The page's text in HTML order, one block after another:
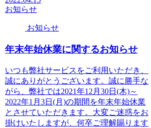
お知らせ
お知らせ
年末年始休業に関するお知らせ
いつも弊社サービスをご利用いただき、
誠にありがとうございます。誠に勝手な
がら、弊社では2021年12月30日(木)～
2022年1月3日(月)の期間を年末年始休業
とさせていただきます。大変ご迷惑をお
掛けいたしますが、何卒ご理解賜ります